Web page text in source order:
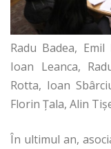
Radu Badea,
Ioan Leanca,
Rotta, Ioan
Florin Ţala, Alin
În ultimul an,